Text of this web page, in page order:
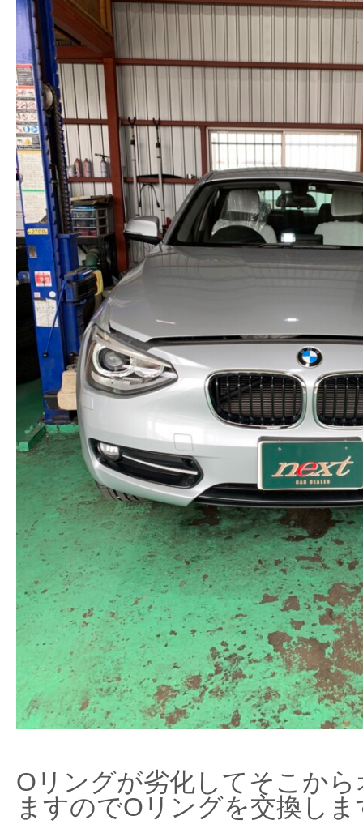
Oリングが劣化してそこか
ますのでOリングを交換しま